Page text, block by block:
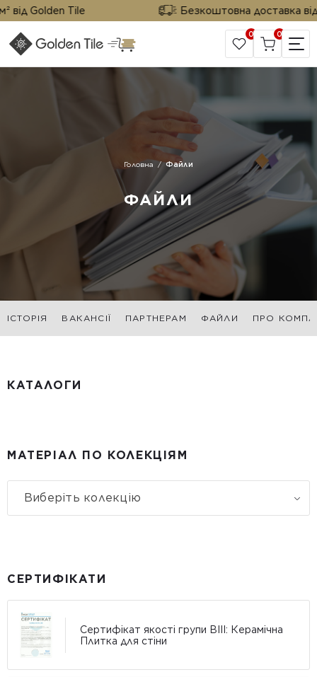
від Golden Tile Безкоштовна доставка від
САЙТ КОМПАНІЇ
0 0
Головна Файли
ФАЙЛИ
ІСТОРІЯ ВАКАНСІЇ ПАРТНЕРАМ ФАЙЛИ ПРО
КАТАЛОГИ
МАТЕРІАЛ ПО КОЛЕКЦІЯМ
Виберіть колекцію
СЕРТИФІКАТИ
Сертифікат якості групи BIII: Керамічна
Плитка для стіни